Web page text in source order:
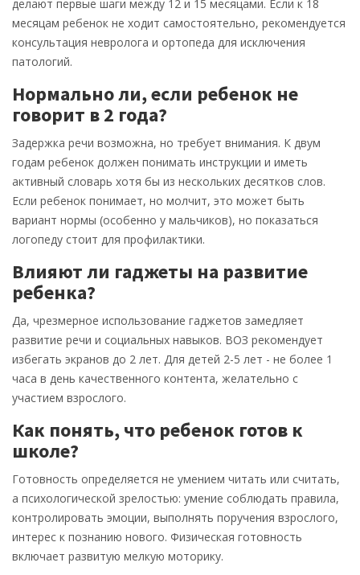
делают первые шаги между 12 и 15 месяцами. Если к 18
месяцам ребенок не ходит самостоятельно, рекомендуется
консультация невролога и ортопеда для исключения
патологий.
Нормально ли, если ребенок не
говорит в 2 года?
Задержка речи возможна, но требует внимания. К двум
годам ребенок должен понимать инструкции и иметь
активный словарь хотя бы из нескольких десятков слов.
Если ребенок понимает, но молчит, это может быть
вариант нормы (особенно у мальчиков), но показаться
логопеду стоит для профилактики.
Влияют ли гаджеты на развитие
ребенка?
Да, чрезмерное использование гаджетов замедляет
развитие речи и социальных навыков. ВОЗ рекомендует
избегать экранов до 2 лет. Для детей 2-5 лет - не более 1
часа в день качественного контента, желательно с
участием взрослого.
Как понять, что ребенок готов к
школе?
Готовность определяется не умением читать или считать,
а психологической зрелостью: умение соблюдать правила,
контролировать эмоции, выполнять поручения взрослого,
интерес к познанию нового. Физическая готовность
включает развитую мелкую моторику.